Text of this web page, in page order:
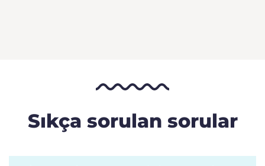
Sıkça sorulan sorular